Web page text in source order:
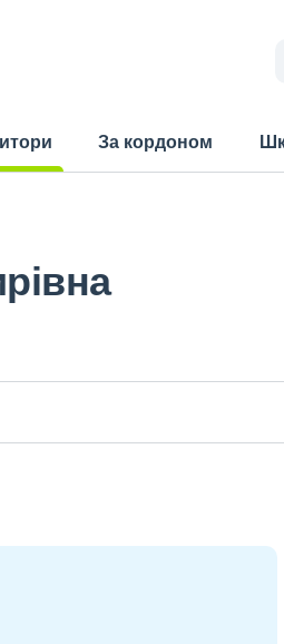
За кордоном